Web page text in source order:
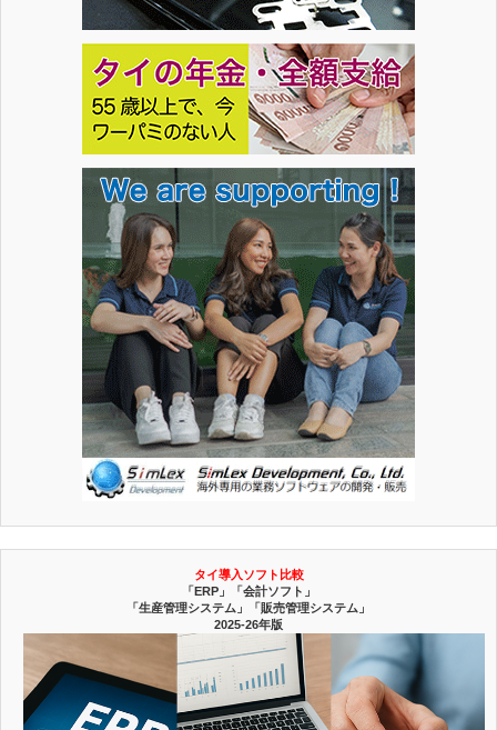
タイ導入ソフト比較
「ERP」「会計ソフト」
「生産管理システム」「販売管理システム」
2025-26年版